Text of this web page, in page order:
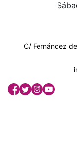
C/ Fernández